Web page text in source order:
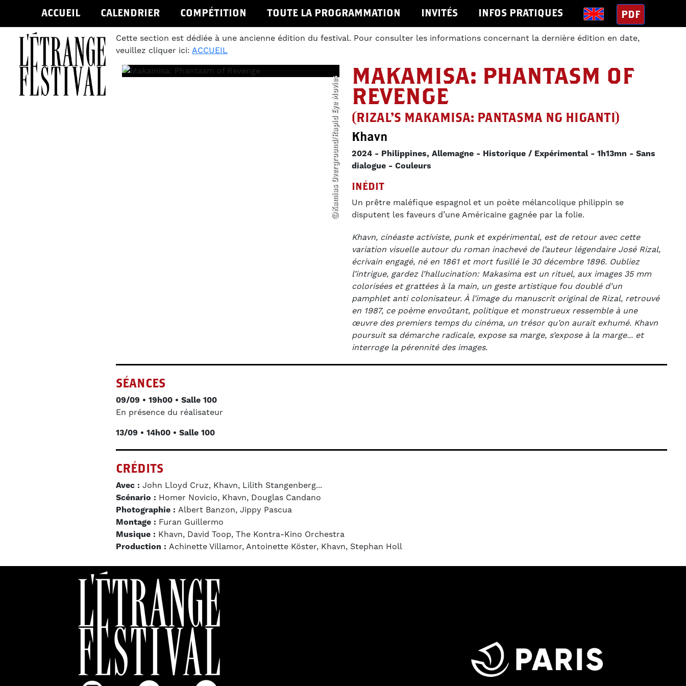
ACCUEIL CALENDRIER COMPÉTITION TOUTE LA PROGRAMMATION INVITÉS INFOS PRATIQUES PDF
Cette section est dédiée à une ancienne édition du festival. Pour consulter les informations concernant la dernière édition en date,
veuillez cliquer ici: ACCUEIL
©Kamias Overground/Rapid Eye Movies
MAKAMISA: PHANTASM OF
REVENGE
(RIZAL'S MAKAMISA: PANTASMA NG HIGANTI)
Khavn
2024 Philippines, Allemagne Historique / Expérimental 1h13mn
Sans
dialogue
Couleurs
INÉDIT
Un prêtre maléfique espagnol et un poète mélancolique philippin se
disputent les faveurs d’une Américaine gagnée par la folie.
Khavn, cinéaste activiste, punk et expérimental, est de retour avec cette
variation visuelle autour du roman inachevé de l’auteur légendaire José Rizal,
écrivain engagé, né en 1861 et mort fusillé le 30 décembre 1896. Oubliez
l’intrigue, gardez l’hallucination: Makasima est un rituel, aux images 35 mm
colorisées et grattées à la main, un geste artistique fou doublé d’un
pamphlet anti colonisateur. À l’image du manuscrit original de Rizal, retrouvé
en 1987, ce poème envoûtant, politique et monstrueux ressemble à une
œuvre des premiers temps du cinéma, un trésor qu’on aurait exhumé. Khavn
poursuit sa démarche radicale, expose sa marge, s’expose à la marge... et
interroge la pérennité des images.
SÉANCES
09/09 • 19h00 • Salle 100
En présence du réalisateur
13/09 • 14h00 • Salle 100
CRÉDITS
Avec : John Lloyd Cruz, Khavn, Lilith Stangenberg...
Scénario : Homer Novicio, Khavn, Douglas Candano
Photographie : Albert Banzon, Jippy Pascua
Montage : Furan Guillermo
Musique : Khavn, David Toop, The Kontra-Kino Orchestra
Production : Achinette Villamor, Antoinette Köster, Khavn, Stephan Holl